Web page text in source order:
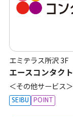
報
動
エミテラス所沢3F
エースコンタクト
＜その他サービス＞
SEIBU POINT